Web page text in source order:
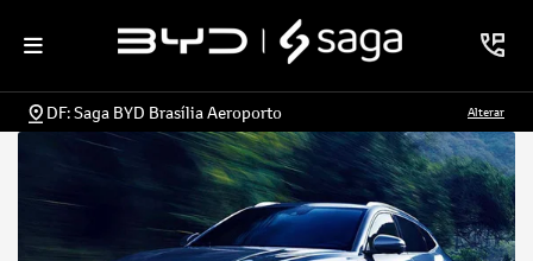
DF: Saga BYD Brasília Aeroporto Alterar